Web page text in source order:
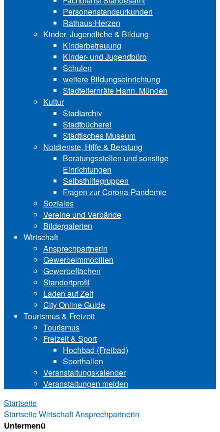
Personenstandsurkunden
Rathaus-Herzen
Kinder, Jugendliche & Bildung
Kinderbetreuung
Kinder- und Ju‍gend‍bü‍ro
Schulen
weitere Bildungseinrichtung
Stadtelternräte Hann. Münden
Kultur
Stadtarchiv
Stadtbücherei
Städtisches Museum
Notdienste, Hilfe & Be‍ra‍tung
Beratungsstellen und sonstige
Einrichtungen
Selbsthilfegruppen
Fragen zur Corona-Pandemie
Soziales
Vereine und Verbände
Bildergalerien
Wirtschaft
Ansprechpartnerin
Gewerbeimmobilien
Gewerbeflächen
Standortprofil
Laden auf Zeit
City Online Guide
Tourismus & Freizeit
Tourismus
Freizeit & Sport
Hochbad (Freibad)
Sporthallen
Veranstaltungskalender
Veranstaltungen melden
Startseite
StartseiteWirtschaftAnsprechpartnerin
Untermenü